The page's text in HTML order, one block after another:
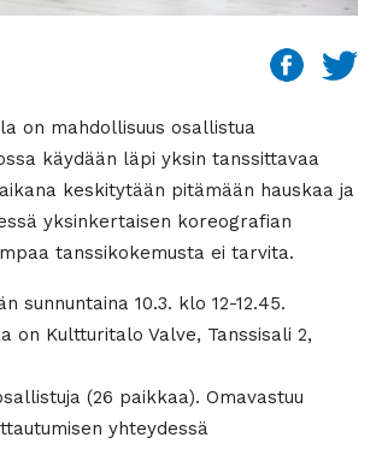
on mahdollisuus osallistua
käydään läpi yksin tanssittavaa
keskitytään pitämään hauskaa ja
yksinkertaisen koreografian
tanssikokemusta ei tarvita.
sunnuntaina 10.3. klo 12-12.45.
on Kultturitalo Valve, Tanssisali 2,
(26 paikkaa). Omavastuu
yhteydessä